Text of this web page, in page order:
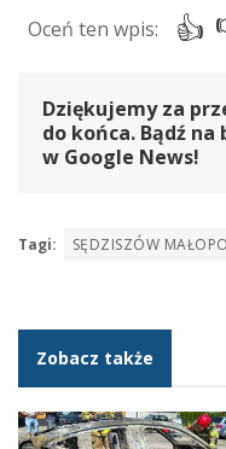
Dziękujemy za
do końca. Bądź na
w Google News!
Tagi: SĘDZISZÓW
Zobacz także